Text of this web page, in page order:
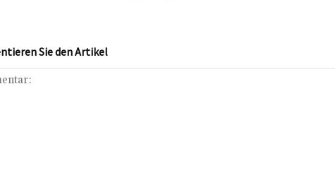
Sie den Artikel